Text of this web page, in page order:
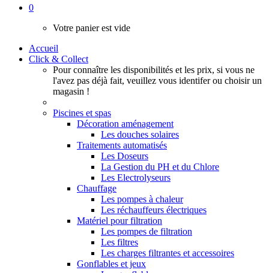
0
Votre panier est vide
Accueil
Click & Collect
Pour connaître les disponibilités et les prix, si vous ne
l'avez pas déjà fait, veuillez vous identifer ou choisir un
magasin !
Piscines et spas
Décoration aménagement
Les douches solaires
Traitements automatisés
Les Doseurs
La Gestion du PH et du Chlore
Les Electrolyseurs
Chauffage
Les pompes à chaleur
Les réchauffeurs électriques
Matériel pour filtration
Les pompes de filtration
Les filtres
Les charges filtrantes et accessoires
Gonflables et jeux